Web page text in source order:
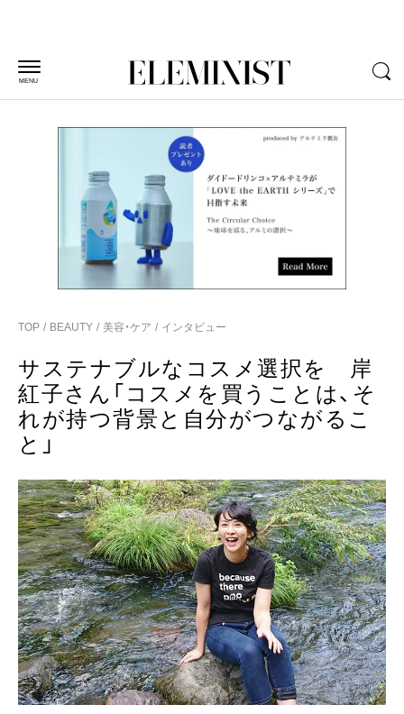
MENU
TOP BEAUTY 美容・ケア インタビュー
サステナブルなコスメ選択を 岸
紅子さん「コスメを買うことは、そ
れが持つ背景と自分がつながるこ
と」